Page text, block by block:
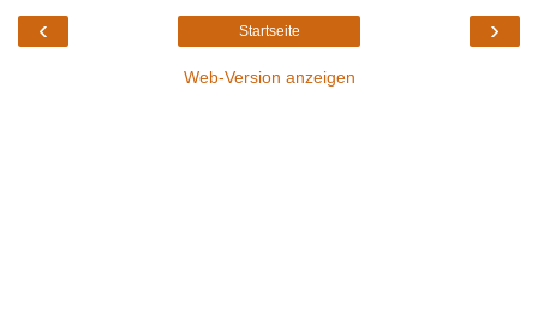
‹ ›
Startseite
Web-Version anzeigen